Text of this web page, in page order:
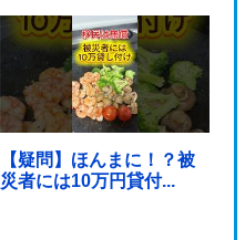
【疑問】ほんまに！？被
災者には10万円貸付...